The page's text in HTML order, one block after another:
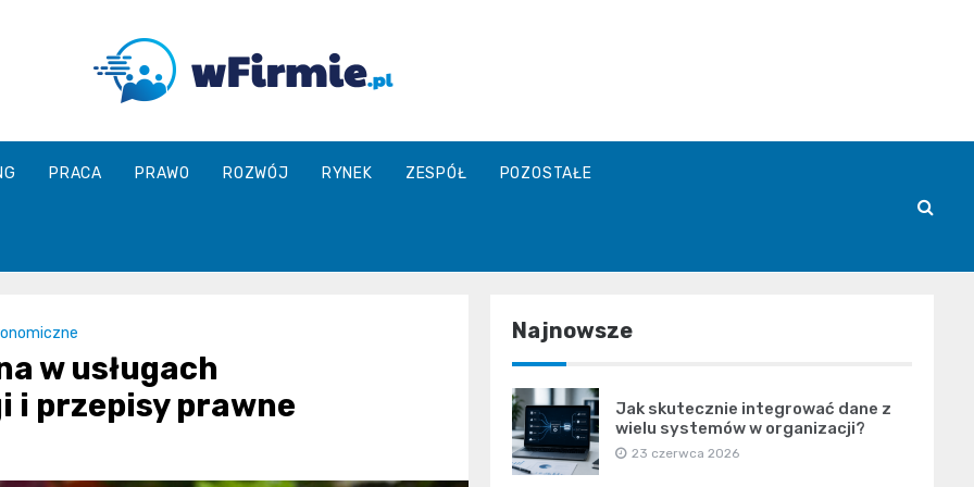
Wfirmie.pl
PRACA PRAWO ROZWÓJ RYNEK ZESPÓŁ POZOSTAŁE
w usługach
i przepisy prawne
Najnowsze
Jak skutecznie integrować dane z
wielu systemów w organizacji?
23 czerwca 2026